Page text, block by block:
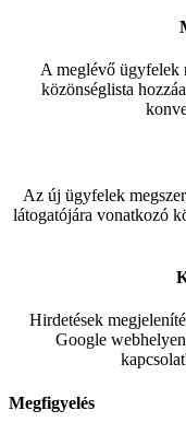
A meglévő ügyfelek
közönséglista
Az új ügyfelek
látogatójára vonatkozó
Hirdetések
Google
Megfigyelés